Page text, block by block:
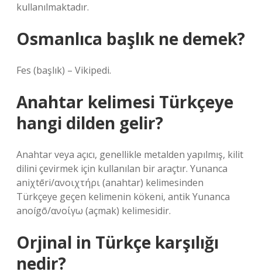
kullanılmaktadır.
Osmanlıca başlık ne demek?
Fes (başlık) – Vikipedi.
Anahtar kelimesi Türkçeye
hangi dilden gelir?
Anahtar veya açıcı, genellikle metalden yapılmış, kilit
dilini çevirmek için kullanılan bir araçtır. Yunanca
aniχtēri/ανοιχτήρι (anahtar) kelimesinden
Türkçeye geçen kelimenin kökeni, antik Yunanca
anoígō/ανοίγω (açmak) kelimesidir.
Orjinal in Türkçe karşılığı
nedir?